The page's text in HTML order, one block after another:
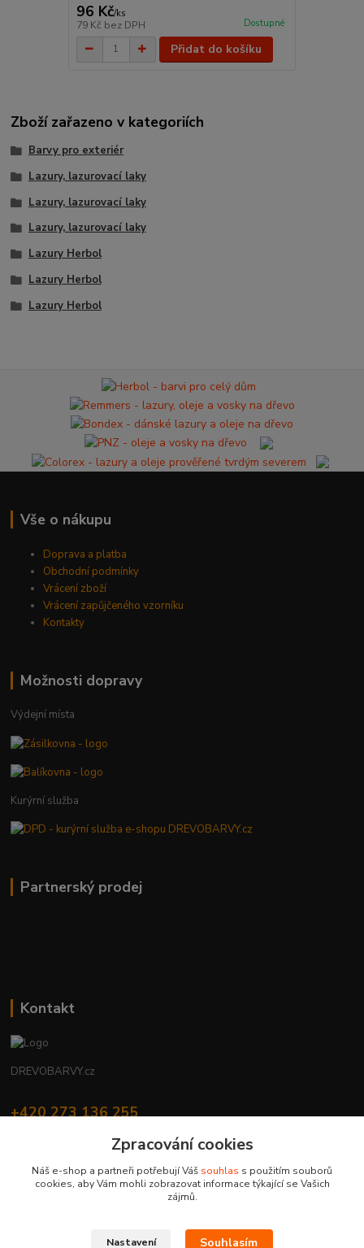
96 Kč/ks
79 Kč bez DPH Dostupné
Přidat do košíku
Zboží zařazeno v kategoriích
Barvy pro exteriér
Lazury, lazurovací laky
Lazury, lazurovací laky
Lazury, lazurovací laky
Lazury Herbol
Lazury Herbol
Lazury Herbol
Vše o nákupu
Doprava a platba
Obchodní podmínky
Vrácení zboží
Vrácení zapůjčeného vzorníku
Kontakty
Možnosti dopravy
Výdejní místa
Kurýrní služba
Partnerský prodej
Kontakt
DREVOBARVY.cz
+420 273 136 255
Zpracování cookies
Náš e-shop a partneři potřebují Váš souhlas s použitím souborů
cookies, aby Vám mohli zobrazovat informace týkající se Vašich
zájmů.
Nastavení Souhlasím